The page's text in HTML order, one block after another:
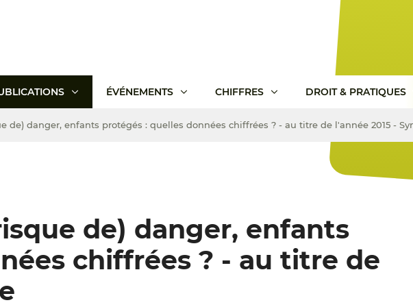
ÉVÉNEMENTS CHIFFRES DROIT & PRATIQUES
de) danger, enfants protégés : quelles données chiffrées ? - au titre de l'année 2015 -
de) danger, enfants
chiffrées ? - au titre de